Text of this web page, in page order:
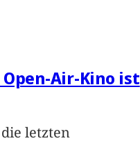
Air-Kino ist
letzten